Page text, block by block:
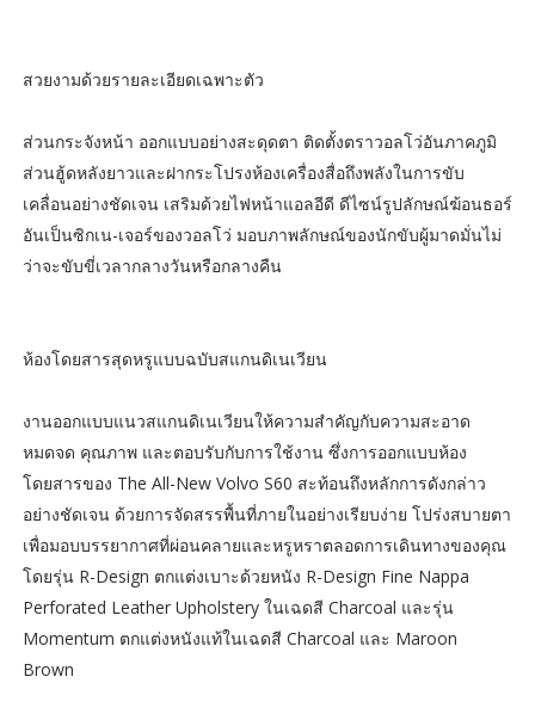
สวยงามด้วยรายละเอียดเฉพาะตัว
ส่วนกระจังหน้า ออกแบบอย่างสะดุดตา ติดตั้งตราวอลโว่อันภาคภูมิ
ส่วนฮู้ดหลังยาวและฝากระโปรงห้องเครื่องสื่อถึงพลังในการขับ
เคลื่อนอย่างชัดเจน เสริมด้วยไฟหน้าแอลอีดี ดีไซน์รูปลักษณ์ฆ้อนธอร์
อันเป็นซิกเน-เจอร์ของวอลโว่ มอบภาพลักษณ์ของนักขับผู้มาดมั่นไม่
ว่าจะขับขี่เวลากลางวันหรือกลางคืน
ห้องโดยสารสุดหรูแบบฉบับสแกนดิเนเวียน
งานออกแบบแนวสแกนดิเนเวียนให้ความสำคัญกับความสะอาด
หมดจด คุณภาพ และตอบรับกับการใช้งาน ซึ่งการออกแบบห้อง
โดยสารของ The All-New Volvo S60 สะท้อนถึงหลักการดังกล่าว
อย่างชัดเจน ด้วยการจัดสรรพื้นที่ภายในอย่างเรียบง่าย โปร่งสบายตา
เพื่อมอบบรรยากาศที่ผ่อนคลายและหรูหราตลอดการเดินทางของคุณ
โดยรุ่น R-Design ตกแต่งเบาะด้วยหนัง R-Design Fine Nappa
Perforated Leather Upholstery ในเฉดสี Charcoal และรุ่น
Momentum ตกแต่งหนังแท้ในเฉดสี Charcoal และ Maroon
Brown